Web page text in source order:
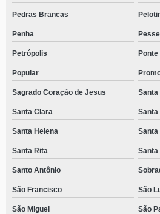
Pedras Brancas
Penha
Petrópolis
Popular
Sagrado Coração de Jesus Santa
Santa Clara Santa
Santa Helena Santa
Santa Rita Santa
Santo Antônio
São Francisco São
São Miguel São